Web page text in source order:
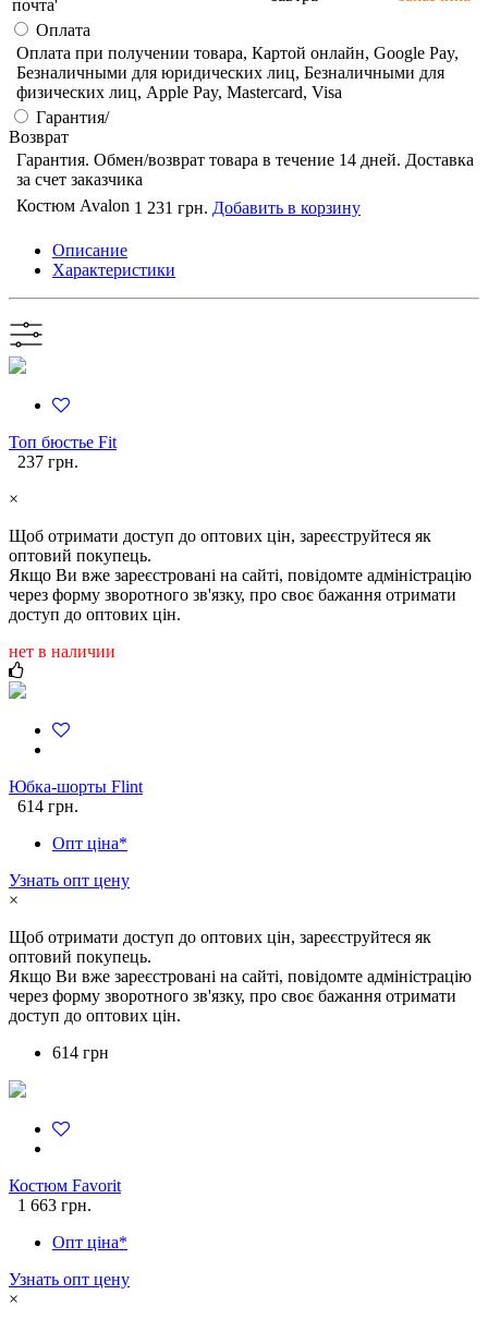
почта'
Оплата
Оплата при получении товара, Картой онлайн, Google Pay,
Безналичными для юридических лиц, Безналичными для
физических лиц, Apple Pay, Mastercard, Visa
Гарантия/
Возврат
Гарантия. Обмен/возврат товара в течение 14 дней. Доставка
за счет заказчика
Костюм Avalon 1 231 грн. Добавить в корзину
Описание
Характеристики
Топ бюстье Fit
237 грн.
×
Щоб отримати доступ до оптових цін, зареєструйтеся як
оптовий покупець.
Якщо Ви вже зареєстровані на сайті, повідомте адміністрацію
через форму зворотного зв'язку, про своє бажання отримати
доступ до оптових цін.
нет в наличии
Юбка-шорты Flint
614 грн.
Опт ціна*
Узнать опт цену
×
Щоб отримати доступ до оптових цін, зареєструйтеся як
оптовий покупець.
Якщо Ви вже зареєстровані на сайті, повідомте адміністрацію
через форму зворотного зв'язку, про своє бажання отримати
доступ до оптових цін.
614 грн
Костюм Favorit
1 663 грн.
Опт ціна*
Узнать опт цену
×